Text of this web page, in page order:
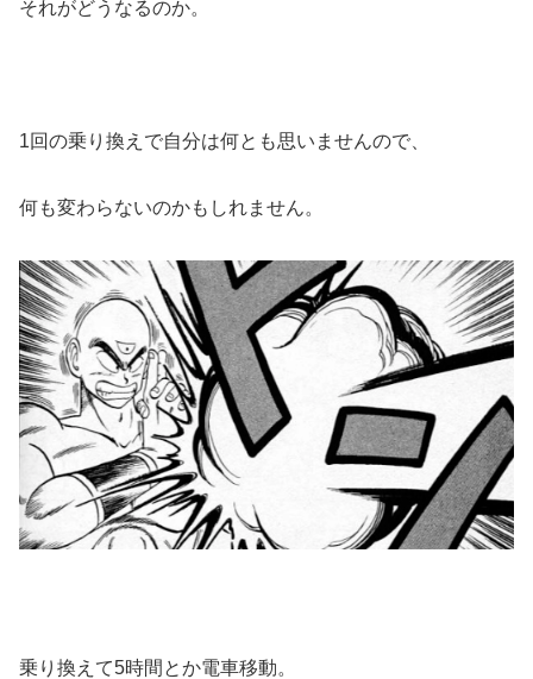
それがどうなるのか。
1回の乗り換えで自分は何とも思いませんので、
何も変わらないのかもしれません。
乗り換えて5時間とか電車移動。